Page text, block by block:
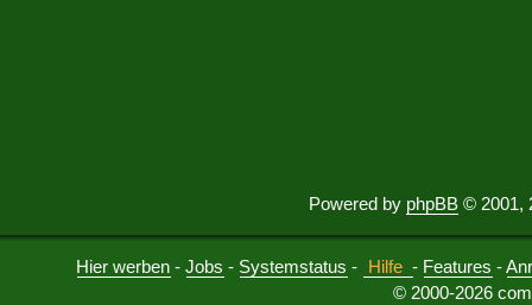
Powered by phpBB © 2001,
Hier werben -Jobs - Systemstatus - Hilfe - Features -
© 2000-2026